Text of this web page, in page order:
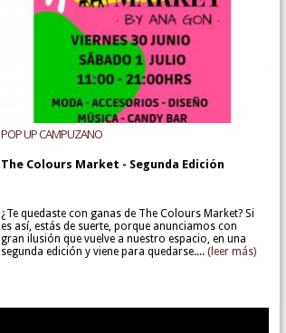
POP UP CAMPUZANO
The Colours Market - Segunda Edición
¿Te quedaste con ganas de The Colours Market? Si
es así, estás de suerte, porque anunciamos con
gran ilusión que vuelve a nuestro espacio, en una
segunda edición y viene para quedarse.... (leer más)